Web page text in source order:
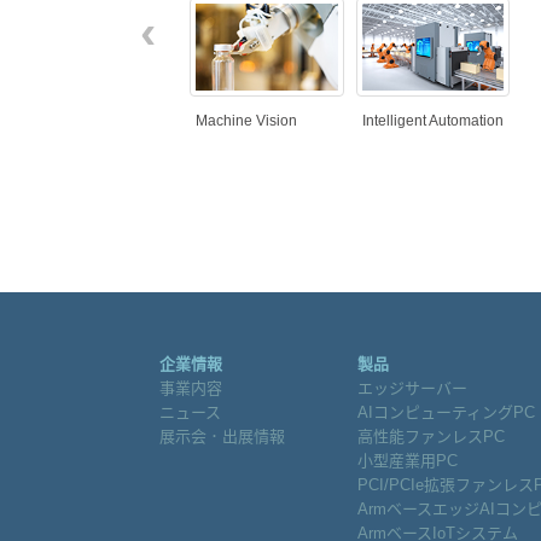
Machine Vision Intelligent Automation
‹
企業情報
事業内容
ニュース
展示会．出展情報
製品
エッジサーバー
AIコンピューティングPC
高性能ファンレスPC
小型産業用PC
PCI/PCIe拡張ファンレス
ArmベースエッジAIコン
ArmベースIoTシステム